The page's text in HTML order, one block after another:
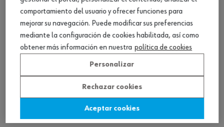
Alicates de punta larga angulares
Ver producto
comportamiento del usuario y ofrecer funciones para
mejorar su navegación. Puede modificar sus preferencias
mediante la configuración de cookies habilitada, así como
obtener más información en nuestra política de cookies
Personalizar
Rechazar cookies
Aceptar cookies